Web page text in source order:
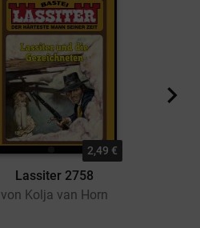
2,49 €
Lassiter 2758
von Kolja van Horn